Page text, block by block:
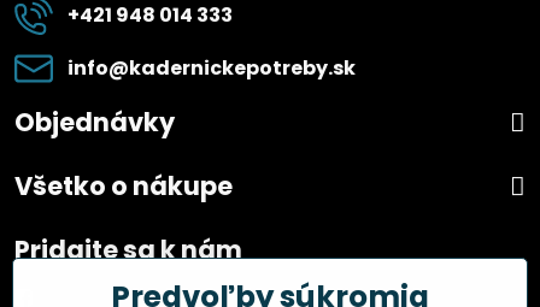
+421 948 014 333
info​@kadernickepotreby​.sk
Objednávky
Všetko o nákupe
Pridajte sa k nám
FacebookPredvoľby súkromia